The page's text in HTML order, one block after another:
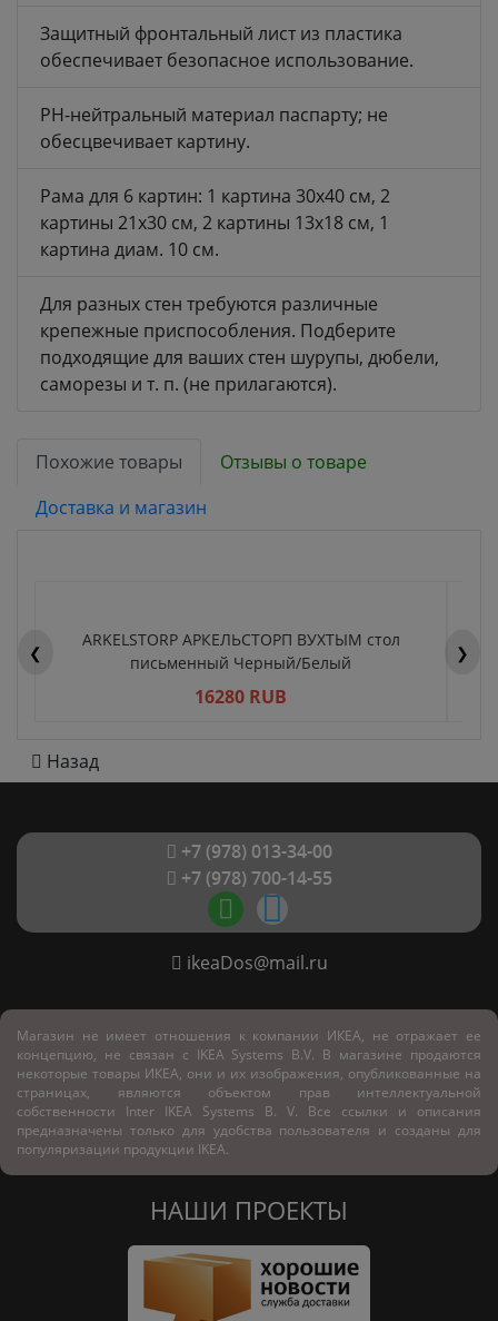
Защитный фронтальный лист из пластика
обеспечивает безопасное использование.
PH-нейтральный материал паспарту; не
обесцвечивает картину.
Рама для 6 картин: 1 картина 30x40 см, 2
картины 21x30 см, 2 картины 13x18 см, 1
картина диам. 10 см.
Для разных стен требуются различные
крепежные приспособления. Подберите
подходящие для ваших стен шурупы, дюбели,
саморезы и т. п. (не прилагаются).
Похожие товары
Отзывы о товаре
Доставка и магазин
❮
ARKELSTORP АРКЕЛЬСТОРП ВУХТЫМ стол
письменный Черный/Белый
16280 RUB
❯
Назад
+7 (978) 013-34-00
+7 (978) 700-14-55
ikeaDos@mail.ru
Магазин не имеет отношения к компании ИКЕА, не отражает ее
концепцию, не связан с IKEA Systems B.V. В магазине продаются
некоторые товары ИКЕА, они и их изображения, опубликованные на
страницах, являются объектом прав интеллектуальной
собственности Inter IKEA Systems B. V. Все ссылки и описания
предназначены только для удобства пользователя и созданы для
популяризации продукции IKEA.
НАШИ ПРОЕКТЫ